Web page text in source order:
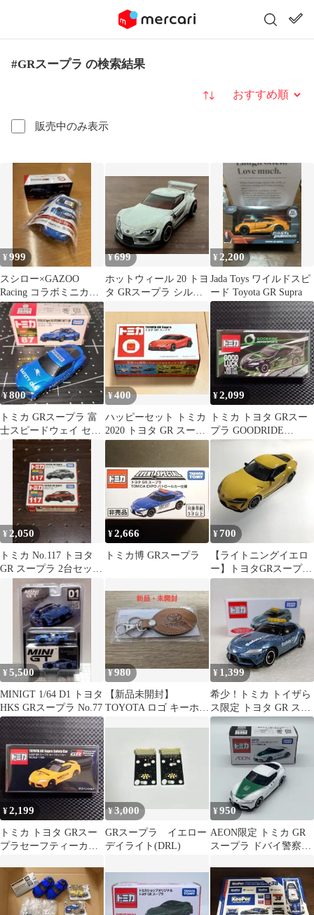
#GRスープラ の検索結果
販売中のみ表示
並び替え
¥999
スシロー×GAZOO
Racing コラボミニカー
GR SUPRA
¥699
ホットウィール 20 トヨ
タ GRスープラ シルバ
¥ 2,200
Jada Toys ワイルドスピ
ード Toyota GR Supra
¥800
トミカ GRスープラ 富
士スピードウェイ セー
フティーカー
¥400
ハッピーセット トミカ
2020 トヨタ GR スープ
ラ 赤
¥2,099
トミカ トヨタ GRスー
プラ GOODRIDE
MOTORSPORTS サポル
¥2,050
トミカ No.117 トヨタ
GR スープラ 2台セット
初回特別仕様
¥2,666
トミカ博 GRスープラ
¥ 700
【ライトニングイエロ
ー】トヨタGRスープラ
1/64 ミニカー
¥5,500
MINIGT 1/64 D1 トヨタ
HKS GRスープラ No.77
¥980
【新品未開封】
TOYOTA ロゴ キーホル
¥ 1,399
希少！トミカ トイザら
ス限定 トヨタ GR スー
プラ SUGOセーフティ
カー
¥2,199
トミカ トヨタ GRスー
プラセーフティーカー
Racing
¥3,000
GRスープラ イエロー
デイライト(DRL)
¥950
AEON限定 トミカ GR
スープラ ドバイ警察仕